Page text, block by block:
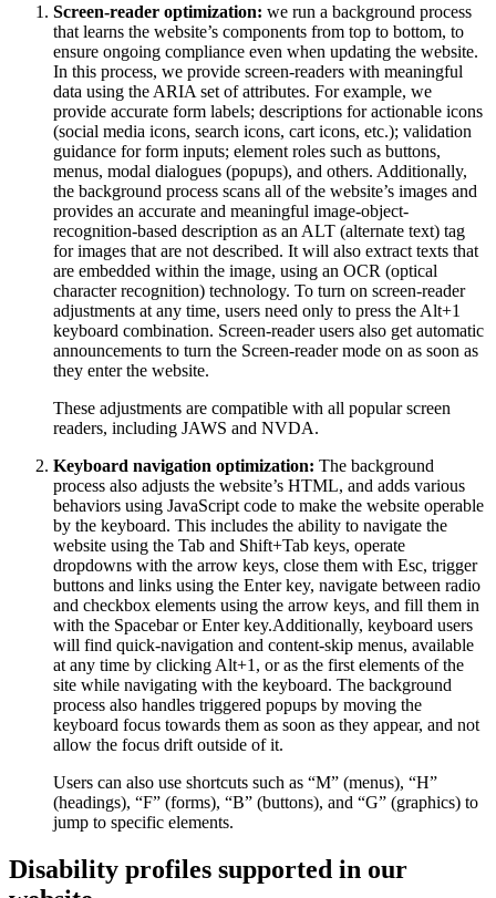
Screen-reader optimization: we run a background process
that learns the website’s components from top to bottom, to
ensure ongoing compliance even when updating the website.
In this process, we provide screen-readers with meaningful
data using the ARIA set of attributes. For example, we
provide accurate form labels; descriptions for actionable icons
(social media icons, search icons, cart icons, etc.); validation
guidance for form inputs; element roles such as buttons,
menus, modal dialogues (popups), and others. Additionally,
the background process scans all of the website’s images and
provides an accurate and meaningful image-object-
recognition-based description as an ALT (alternate text) tag
for images that are not described. It will also extract texts that
are embedded within the image, using an OCR (optical
character recognition) technology. To turn on screen-reader
adjustments at any time, users need only to press the Alt+1
keyboard combination. Screen-reader users also get automatic
announcements to turn the Screen-reader mode on as soon as
they enter the website.
These adjustments are compatible with all popular screen
readers, including JAWS and NVDA.
Keyboard navigation optimization: The background
process also adjusts the website’s HTML, and adds various
behaviors using JavaScript code to make the website operable
by the keyboard. This includes the ability to navigate the
website using the Tab and Shift+Tab keys, operate
dropdowns with the arrow keys, close them with Esc, trigger
buttons and links using the Enter key, navigate between radio
and checkbox elements using the arrow keys, and fill them in
with the Spacebar or Enter key.Additionally, keyboard users
will find quick-navigation and content-skip menus, available
at any time by clicking Alt+1, or as the first elements of the
site while navigating with the keyboard. The background
process also handles triggered popups by moving the
keyboard focus towards them as soon as they appear, and not
allow the focus drift outside of it.
Users can also use shortcuts such as “M” (menus), “H”
(headings), “F” (forms), “B” (buttons), and “G” (graphics) to
jump to specific elements.
Disability profiles supported in our